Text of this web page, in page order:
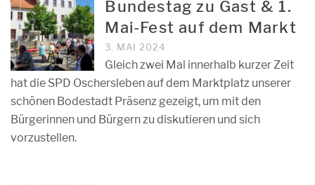
Bundestag zu Gast & 1.
Mai-Fest auf dem Markt
3. MAI 2024
Gleich zwei Mal innerhalb kurzer Zeit
hat die SPD Oschersleben auf dem Marktplatz unserer
schönen Bodestadt Präsenz gezeigt, um mit den
Bürgerinnen und Bürgern zu diskutieren und sich
vorzustellen.